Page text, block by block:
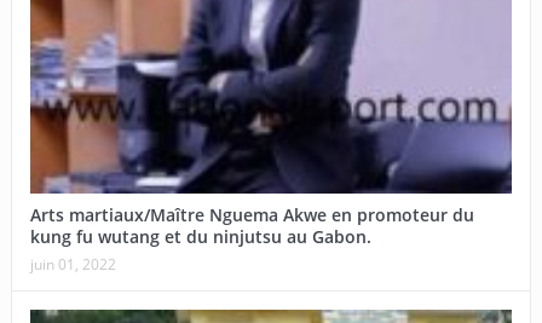
Arts martiaux/Maître Nguema Akwe en promoteur du
kung fu wutang et du ninjutsu au Gabon.
juin 01, 2022